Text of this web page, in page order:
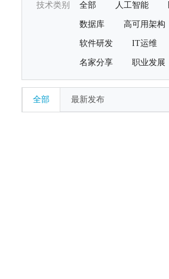
技术类别 全部 人工智能
数据库 高可用架构
软件研发 IT运维
名家分享 职业发展
全部 最新发布